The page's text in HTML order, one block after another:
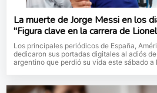
La muerte de Jorge Messi en los
"Figura clave en la carrera de
Los principales periódicos de España,
dedicaron sus portadas digitales al adiós
argentino que perdió su vida este sábado a